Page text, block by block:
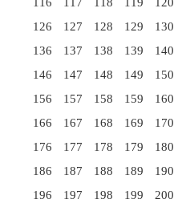
126
127 128 129 130
136
137 138 139 140
146
147 148 149 150
156
157 158 159 160
166
167 168 169 170
176
177 178 179 180
186
187 188 189 190
196
197 198 199 200